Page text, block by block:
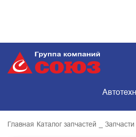
Главная Каталог запчастей _